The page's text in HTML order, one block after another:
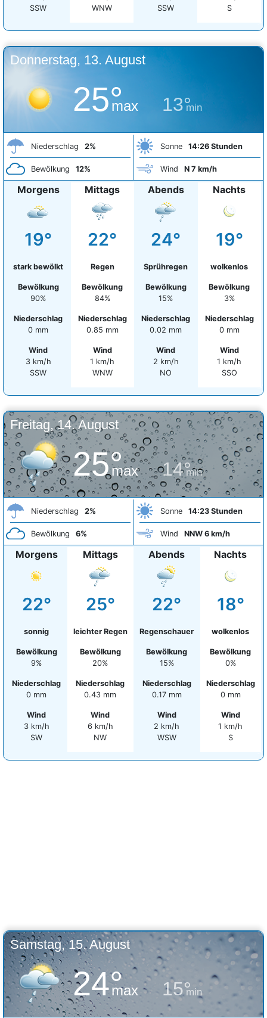
SSW
WNW
SSW
S
Donnerstag, 13. August
25°
max 13°
min
Niederschlag 2%
Bewölkung 12%
Sonne 14:26 Stunden
Wind N 7 km/h
Morgens
19°
stark bewölkt
Bewölkung
90%
Niederschlag
0 mm
Wind
3 km/h
SSW
Mittags
22°
Regen
Bewölkung
84%
Niederschlag
0.85 mm
Wind
1 km/h
WNW
Abends
24°
Sprühregen
Bewölkung
15%
Niederschlag
0.02 mm
Wind
2 km/h
NO
Nachts
19°
wolkenlos
Bewölkung
3%
Niederschlag
0 mm
Wind
1 km/h
SSO
Freitag, 14. August
25°
max 14°
min
Niederschlag 2%
Bewölkung 6%
Sonne 14:23 Stunden
Wind NNW 6 km/h
Morgens
22°
sonnig
Bewölkung
9%
Niederschlag
0 mm
Wind
3 km/h
SW
Mittags
25°
leichter Regen
Bewölkung
20%
Niederschlag
0.43 mm
Wind
6 km/h
NW
Abends
22°
Regenschauer
Bewölkung
15%
Niederschlag
0.17 mm
Wind
2 km/h
WSW
Nachts
18°
wolkenlos
Bewölkung
0%
Niederschlag
0 mm
Wind
1 km/h
S
Samstag, 15. August
24°
max 15°
min